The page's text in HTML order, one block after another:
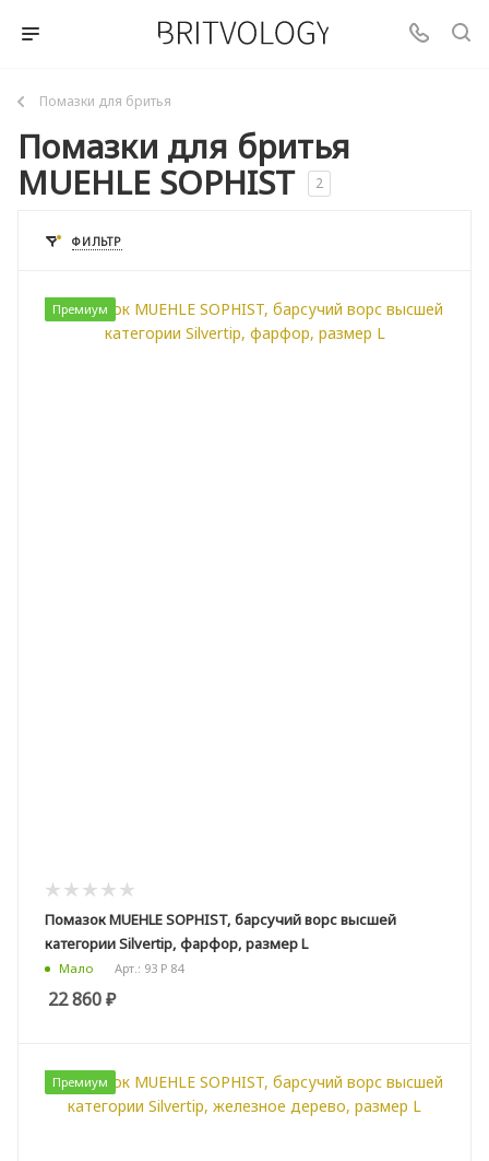
Помазки для бритья
Помазки для бритья
MUEHLE SOPHIST
2
ФИЛЬТР
Премиум
Помазок MUEHLE SOPHIST, барсучий ворс высшей
категории Silvertip, фарфор, размер L
Мало Арт.: 93 P 84
22 860₽
Премиум